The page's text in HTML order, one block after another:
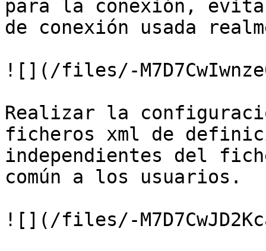
para la conexión,
de conexión usada
![](/files/-
Realizar la
ficheros xml de
independientes del
común a los usuarios.
![](/files/-